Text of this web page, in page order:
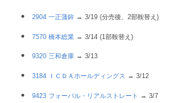
2904 一正蒲鉾→ 3/19 (分売後、2部鞍替え)
7570 橋本総業→ 3/14 (1部鞍替え)
9320 三和倉庫→ 3/13
3184 ＩＣＤＡホールディングス → 3/12
9423 フォーバル・リアルストレート → 3/7